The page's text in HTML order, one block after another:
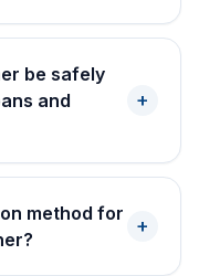
be safely
and
+
method for
+